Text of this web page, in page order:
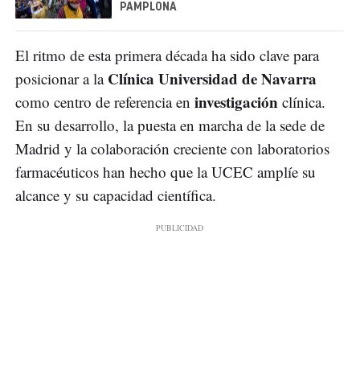
PAMPLONA
El ritmo de esta primera década ha sido clave para
posicionar a la Clínica Universidad de Navarra
como centro de referencia en investigación clínica.
En su desarrollo, la puesta en marcha de la sede de
Madrid y la colaboración creciente con laboratorios
farmacéuticos han hecho que la UCEC amplíe su
alcance y su capacidad científica.